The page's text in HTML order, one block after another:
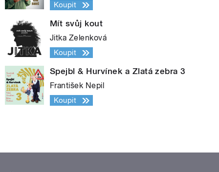
Koupit
Mít svůj kout
Jitka Zelenková
Koupit
Spejbl & Hurvínek a Zlatá zebra 3
František Nepil
Koupit